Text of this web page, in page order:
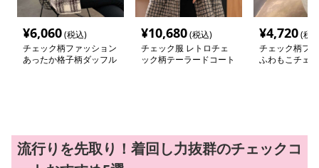
¥6,060(税込)
チェック柄ファッション
あったか格子柄ダッフル
¥10,680(税込)
チェック服 レトロチェ
ック柄テーラードコート
¥4,720(税
チェック柄フ
ふわもこチェ
流行りを先取り！着回し力抜群のチェックコ